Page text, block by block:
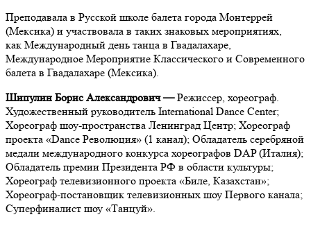
Преподавала в Русской школе балета города Монтеррей
(Мексика) и участвовала в таких знаковых мероприятиях,
как Международный день танца в Гвадалахаре,
Международное Мероприятие Классического и Современного
балета в Гвадалахаре (Мексика).
Шипулин Борис Александрович — Режиссер, хореограф.
Художественный руководитель International Dance Center;
Хореограф шоу-пространства Ленинград Центр; Хореограф
проекта «Dance Революция» (1 канал); Обладатель серебряной
медали международного конкурса хореографов DAP (Италия);
Обладатель премии Президента РФ в области культуры;
Хореограф телевизионного проекта «Биле, Казахстан»;
Хореограф-постановщик телевизионных шоу Первого канала;
Суперфиналист шоу «Танцуй».